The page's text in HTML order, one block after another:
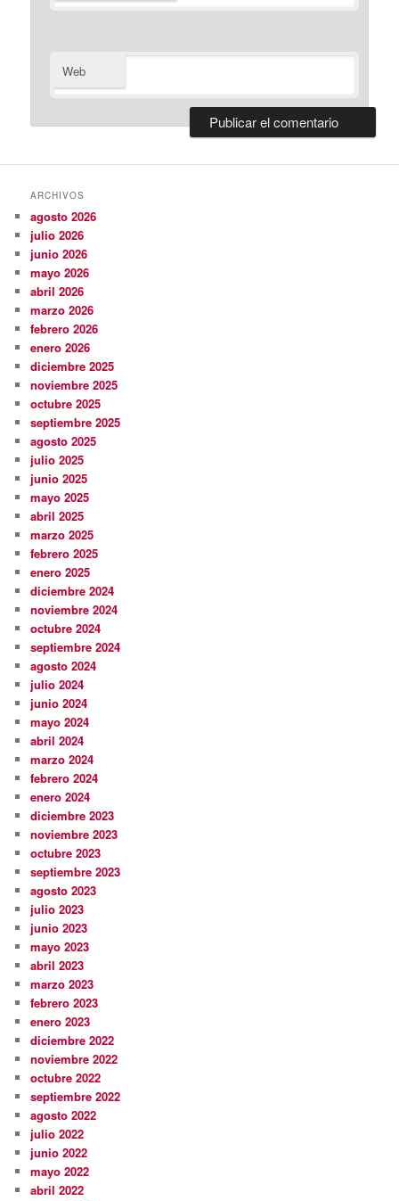
Web
ARCHIVOS
agosto 2026
julio 2026
junio 2026
mayo 2026
abril 2026
marzo 2026
febrero 2026
enero 2026
diciembre 2025
noviembre 2025
octubre 2025
septiembre 2025
agosto 2025
julio 2025
junio 2025
mayo 2025
abril 2025
marzo 2025
febrero 2025
enero 2025
diciembre 2024
noviembre 2024
octubre 2024
septiembre 2024
agosto 2024
julio 2024
junio 2024
mayo 2024
abril 2024
marzo 2024
febrero 2024
enero 2024
diciembre 2023
noviembre 2023
octubre 2023
septiembre 2023
agosto 2023
julio 2023
junio 2023
mayo 2023
abril 2023
marzo 2023
febrero 2023
enero 2023
diciembre 2022
noviembre 2022
octubre 2022
septiembre 2022
agosto 2022
julio 2022
junio 2022
mayo 2022
abril 2022